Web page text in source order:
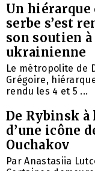
Un hiérarque
serbe s’est
son soutien
ukrainienne
Le métropolite de
Grégoire,
rendu les 4 et 5 ...
De Rybinsk à
d’une icône
Ouchakov
Par Anastasiia